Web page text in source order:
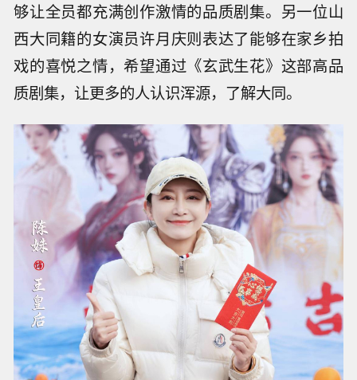
够让全员都充满创作激情的品质剧集。另一位山
西大同籍的女演员许月庆则表达了能够在家乡拍
戏的喜悦之情，希望通过《玄武生花》这部高品
质剧集，让更多的人认识浑源，了解大同。